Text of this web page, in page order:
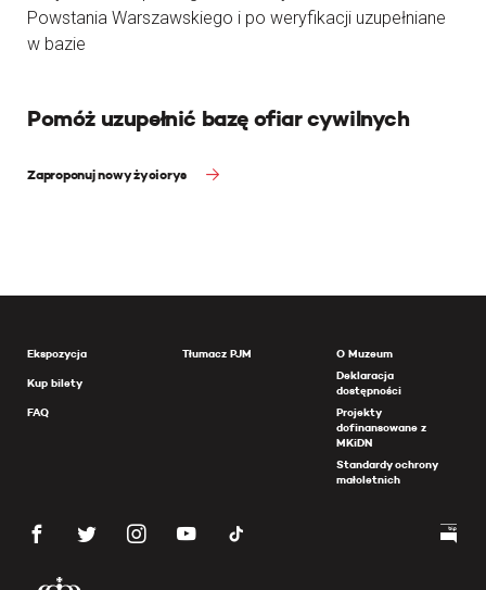
Powstania Warszawskiego i po weryfikacji uzupełniane
w bazie
Pomóż uzupełnić bazę ofiar cywilnych
Zaproponuj nowy życiorys
Ekspozycja
Kup bilety
FAQ
Tłumacz PJM
O Muzeum
Deklaracja
dostępności
Projekty
dofinansowane z
MKiDN
Standardy ochrony
małoletnich